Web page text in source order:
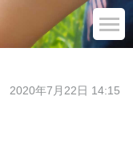
2020年7月22日 14:15